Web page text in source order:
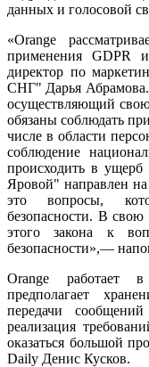
данных и голосовой
«Orange
применения GDPR
директор по
СНГ" Дарья
осуществляющий
обязаны соблюдать
числе в области
соблюдение
происходить в ущерб
Яровой" направлен на
это вопросы,
безопасности. В
этого закона к
безопасности»,—
Orange работает
предполагает
передачи сообщений
реализация
оказаться большой
Daily Денис Кусков.